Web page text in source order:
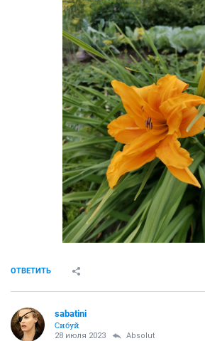
ОТВЕТИТЬ
sabatini
Сибуй
28 июля 2023 Absolut